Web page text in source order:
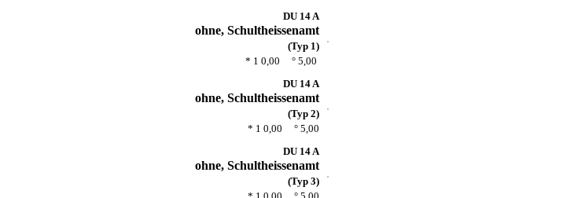
DU 14 A
ohne, Schultheissenamt
(Typ 1)
* 1 0,00 ° 5,00
DU 14 A
ohne, Schultheissenamt
(Typ 2)
* 1 0,00 ° 5,00
DU 14 A
ohne, Schultheissenamt
(Typ 3)